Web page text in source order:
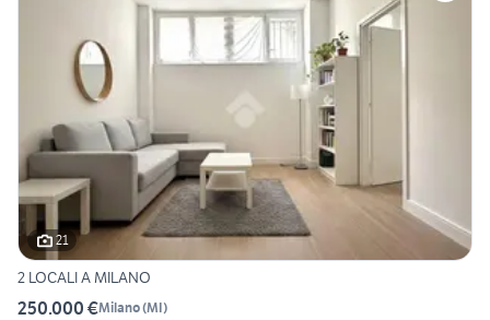
21
2 LOCALI A MILANO
250.000 €Milano(MI)